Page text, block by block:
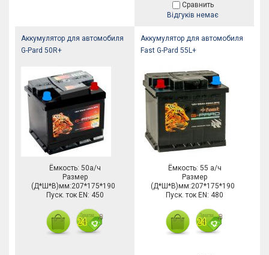
Сравнить
Відгуків немає
Аккумулятор для автомобиля
G-Pard 50R+
Ёмкость: 50а/ч
Размер
(Д*Ш*В)мм:207*175*190
Пуск. ток EN: 450
Аккумулятор для автомобиля
Fast G-Pard 55L+
Ёмкость: 55 а/ч
Размер
(Д*Ш*В)мм:207*175*190
Пуск. ток EN: 480